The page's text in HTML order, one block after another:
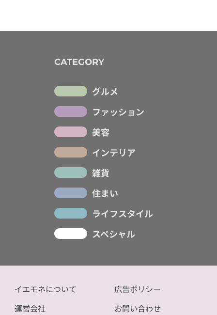
CATEGORY
グルメ
ファッション
美容
インテリア
雑貨
住まい
ライフスタイル
スペシャル
イエモネについて
運営会社
広告ポリシー
お問い合わせ